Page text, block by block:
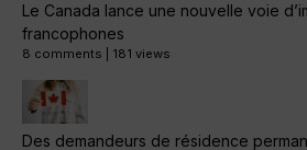
Le Canada lance une nouvelle voie
francophones
8 comments 181 views
Des demandeurs de résidence